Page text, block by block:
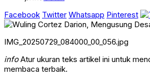
Facebook Twitter Whatsapp Pinterest
IMG_20250729_084000_00_056.jpg
infoAtur ukuran teks artikel ini untuk
membaca terbaik.